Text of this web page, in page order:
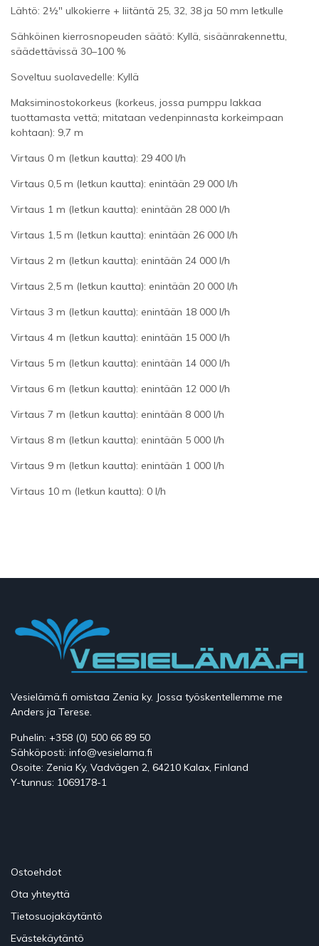
Lähtö: 2½" ulkokierre + liitäntä 25, 32, 38 ja 50 mm letkulle
Sähköinen kierrosnopeuden säätö: Kyllä, sisäänrakennettu,
säädettävissä 30–100 %
Soveltuu suolavedelle: Kyllä
Maksiminostokorkeus (korkeus, jossa pumppu lakkaa
tuottamasta vettä; mitataan vedenpinnasta korkeimpaan
kohtaan): 9,7 m
Virtaus 0 m (letkun kautta): 29 400 l/h
Virtaus 0,5 m (letkun kautta): enintään 29 000 l/h
Virtaus 1 m (letkun kautta): enintään 28 000 l/h
Virtaus 1,5 m (letkun kautta): enintään 26 000 l/h
Virtaus 2 m (letkun kautta): enintään 24 000 l/h
Virtaus 2,5 m (letkun kautta): enintään 20 000 l/h
Virtaus 3 m (letkun kautta): enintään 18 000 l/h
Virtaus 4 m (letkun kautta): enintään 15 000 l/h
Virtaus 5 m (letkun kautta): enintään 14 000 l/h
Virtaus 6 m (letkun kautta): enintään 12 000 l/h
Virtaus 7 m (letkun kautta): enintään 8 000 l/h
Virtaus 8 m (letkun kautta): enintään 5 000 l/h
Virtaus 9 m (letkun kautta): enintään 1 000 l/h
Virtaus 10 m (letkun kautta): 0 l/h
Vesielämä.fi omistaa Zenia ky. Jossa työskentellemme me
Anders ja Terese.
Puhelin: +358 (0) 500 66 89 50
Sähköposti: info@vesielama.fi
Osoite: Zenia Ky, Vadvägen 2, 64210 Kalax, Finland
Y-tunnus: 1069178-1
Ostoehdot
Ota yhteyttä
Tietosuojakäytäntö
Evästekäytäntö